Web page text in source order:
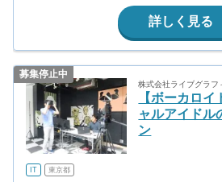
詳しく見る
募集停止中
株式会社ライブグラフ
【ボーカロ
ャルアイドル
ン
IT 東京都